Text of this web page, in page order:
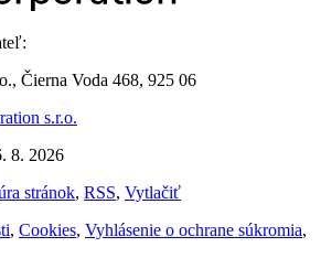
Čierna Voda 468, 925 06
s.r.o.
8. 2026
stránok, RSS, Vytlačiť
, Cookies, Vyhlásenie o ochrane súkromia,